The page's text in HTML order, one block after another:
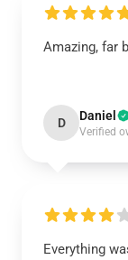
Amazing, far
D Daniel
Verified
Everything